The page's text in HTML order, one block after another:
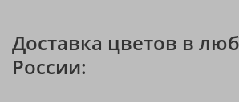
Доставка цветов в
России: